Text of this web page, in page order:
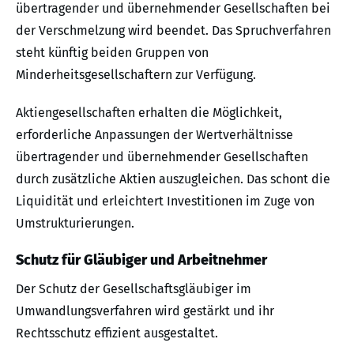
übertragender und übernehmender Gesellschaften bei
der Verschmelzung wird beendet. Das Spruchverfahren
steht künftig beiden Gruppen von
Minderheitsgesellschaftern zur Verfügung.
Aktiengesellschaften erhalten die Möglichkeit,
erforderliche Anpassungen der Wertverhältnisse
übertragender und übernehmender Gesellschaften
durch zusätzliche Aktien auszugleichen. Das schont die
Liquidität und erleichtert Investitionen im Zuge von
Umstrukturierungen.
Schutz für Gläubiger und Arbeitnehmer
Der Schutz der Gesellschaftsgläubiger im
Umwandlungsverfahren wird gestärkt und ihr
Rechtsschutz effizient ausgestaltet.